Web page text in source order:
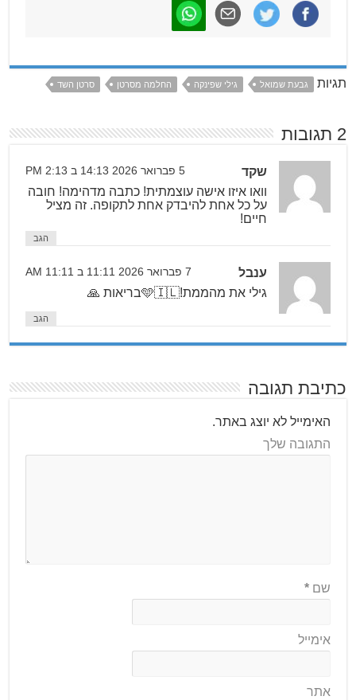
תגיות גבעת שמואל גילי שפינקה החלמה מסרטן סרטן השד
2 תגובות
שקד 5 פברואר 2026 14:13 ב 2:13 PM
וואו איזו אישה עוצמתית! כתבה מדהימה! חובה
על כל אחת להיבדק אחת לתקופה. זה מציל
חיים!
הגב
ענבל 7 פברואר 2026 11:11 ב 11:11 AM
גילי את מהממת!🩵🇮🇱בריאות 🙏
הגב
כתיבת תגובה
האימייל לא יוצג באתר.
התגובה שלך
שם*
אימייל
אתר